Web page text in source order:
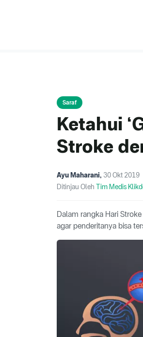
Saraf
Ketahui
Stroke
Ayu Maharani, 30 Okt 2019
Ditinjau Oleh Tim Medis
Dalam rangka Hari
agar penderitanya bisa